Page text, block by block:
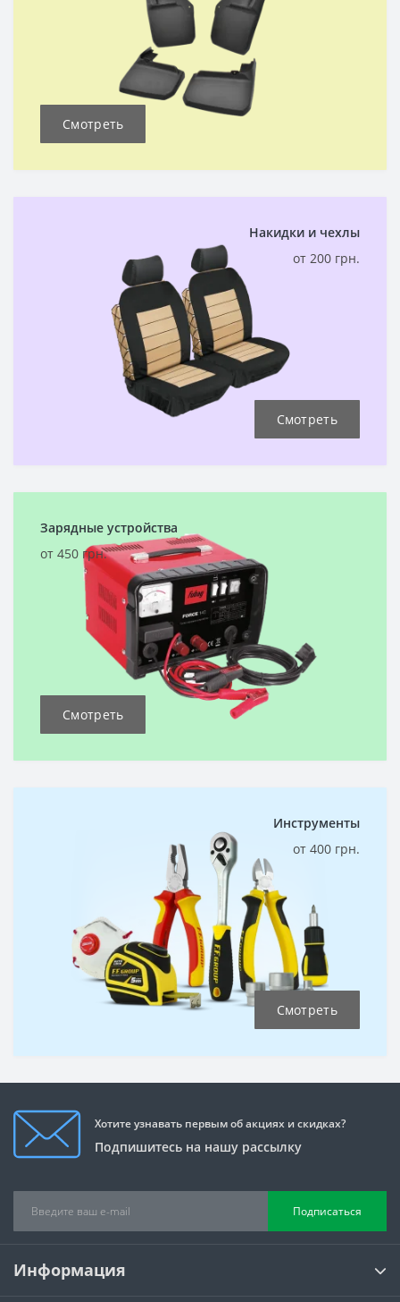
Смотреть
Накидки и чехлы
от 200 грн.
Смотреть
Зарядные устройства
от 450 грн.
Смотреть
Инструменты
от 400 грн.
Смотреть
Хотите узнавать первым об акциях и скидках?
Подпишитесь на нашу рассылку
Подписаться
Информация